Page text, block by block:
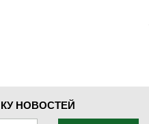
НОВОСТЕЙ